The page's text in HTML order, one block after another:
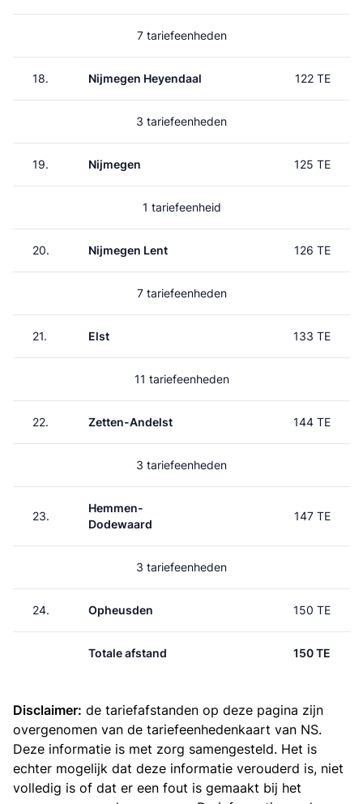
7 tariefeenheden
18. Nijmegen Heyendaal 122 TE
3 tariefeenheden
19. Nijmegen 125 TE
1 tariefeenheid
20. Nijmegen Lent 126 TE
7 tariefeenheden
21. Elst 133 TE
11 tariefeenheden
22. Zetten-Andelst 144 TE
3 tariefeenheden
23.
Hemmen-
Dodewaard
147 TE
3 tariefeenheden
24. Opheusden 150 TE
Totale afstand 150 TE
Disclaimer: de tariefafstanden op deze pagina zijn
overgenomen van de tariefeenhedenkaart van NS.
Deze informatie is met zorg samengesteld. Het is
echter mogelijk dat deze informatie verouderd is, niet
volledig is of dat er een fout is gemaakt bij het